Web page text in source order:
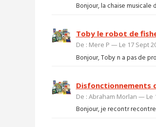
Bonjour, la chaise musicale
Toby le robot de
De : Mere P — Le 17 Sept
Bonjour, Toby n a pas de
Disfonctionnements
De : Abraham Morlan — Le
Bonjour, je recontr